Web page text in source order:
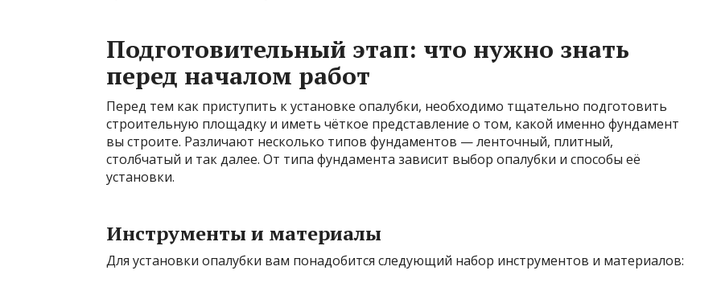
Подготовительный этап: что нужно знать
перед началом работ
Перед тем как приступить к установке опалубки, необходимо тщательно подготовить
строительную площадку и иметь чёткое представление о том, какой именно фундамент
вы строите. Различают несколько типов фундаментов — ленточный, плитный,
столбчатый и так далее. От типа фундамента зависит выбор опалубки и способы её
установки.
Инструменты и материалы
Для установки опалубки вам понадобится следующий набор инструментов и материалов: